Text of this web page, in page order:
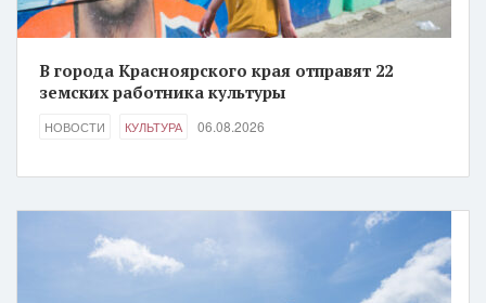
В города Красноярского края отправят 22
земских работника культуры
НОВОСТИ КУЛЬТУРА 06.08.2026